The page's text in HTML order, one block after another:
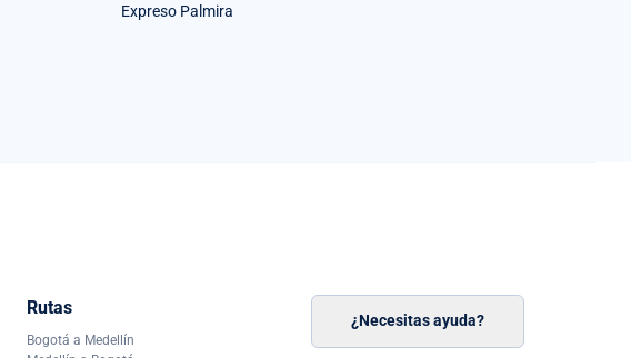
Expreso Palmira
Rutas
Bogotá a Medellín
¿Necesitas ayuda?